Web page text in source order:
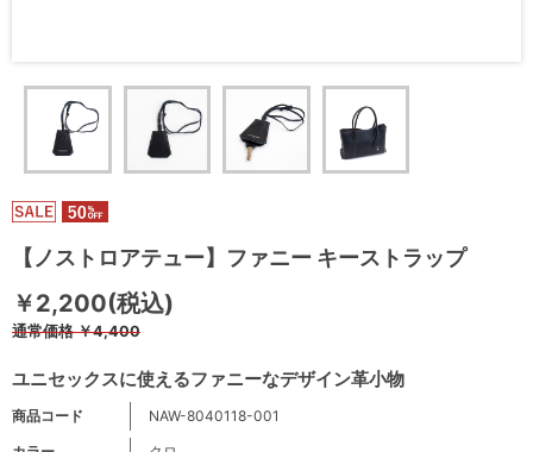
【ノストロアテュー】ファニー キーストラップ
ユニセックスに使えるファニーなデザイン革小物
￥2,200(税込)
通常価格￥4,400
商品コード
NAW-8040118-001